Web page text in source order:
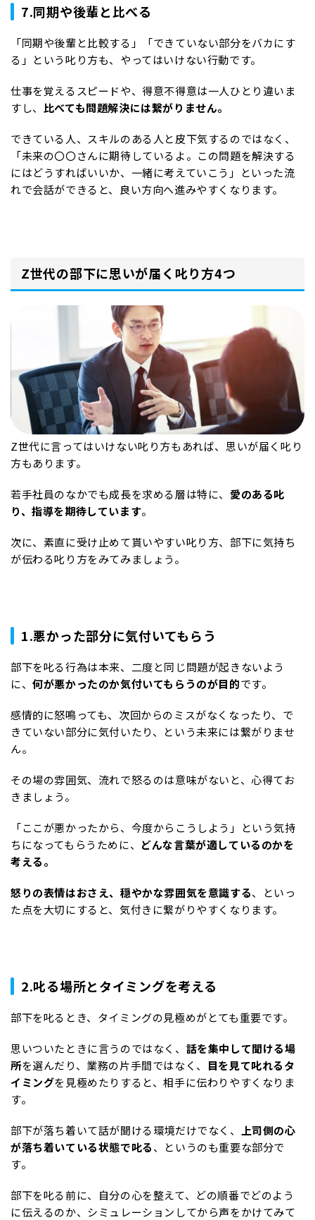
7.同期や後輩と比べる
「同期や後輩と比較する」「できていない部分をバカにす
る」という叱り方も、やってはいけない行動です。
仕事を覚えるスピードや、得意不得意は一人ひとり違いま
すし、 比べても問題解決には繋がりません。
できている人、スキルのある人と皮下気するのではなく、
「未来の〇〇さんに期待しているよ。この問題を解決する
にはどうすればいいか、一緒に考えていこう」といった流
れで会話ができると、良い方向へ進みやすくなります。
Z世代の部下に思いが届く叱り方4つ
Z世代に言ってはいけない叱り方もあれば、思いが届く叱り
方もあります。
若手社員のなかでも成長を求める層は特に、 愛のある叱
り、指導を期待しています。
次に、素直に受け止めて貰いやすい叱り方、部下に気持ち
が伝わる叱り方をみてみましょう。
1.悪かった部分に気付いてもらう
部下を叱る行為は本来、二度と同じ問題が起きないよう
に、何が悪かったのか気付いてもらうのが目的です。
感情的に怒鳴っても、次回からのミスがなくなったり、で
きていない部分に気付いたり、という未来には繋がりませ
ん。
その場の雰囲気、流れで怒るのは意味がないと、心得てお
きましょう。
「ここが悪かったから、今度からこうしよう」という気持
ちになってもらうために、 どんな言葉が適しているのかを
考える。
怒りの表情はおさえ、穏やかな雰囲気を意識する、といっ
た点を大切にすると、気付きに繋がりやすくなります。
2.叱る場所とタイミングを考える
部下を叱るとき、タイミングの見極めがとても重要です。
思いついたときに言うのではなく、 話を集中して聞ける場
所を選んだり、業務の片手間ではなく、
目を見て叱れるタ
イミングを見極めたりすると、相手に伝わりやすくなりま
す。
部下が落ち着いて話が聞ける環境だけでなく、
上司側の心
が落ち着いている状態で叱る、というのも重要な部分で
す。
部下を叱る前に、自分の心を整えて、どの順番でどのよう
に伝えるのか、シミュレーションしてから声をかけてみて